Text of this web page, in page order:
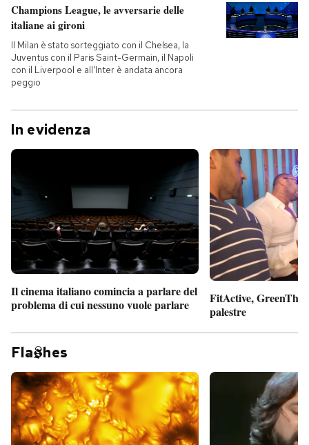
Champions League, le avversarie delle
italiane ai gironi
Il Milan è stato sorteggiato con il Chelsea, la
Juventus con il Paris Saint-Germain, il Napoli
con il Liverpool e all'Inter è andata ancora
peggio
In evidenza
Il cinema italiano comincia a parlare del
problema di cui nessuno vuole parlare
FitActive,
palestre
Fla hes